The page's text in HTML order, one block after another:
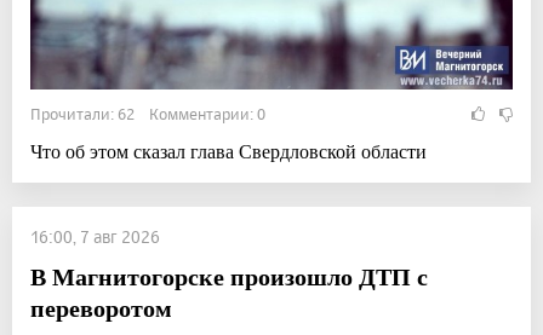
Прочитали: 62 Комментарии: 0
Что об этом сказал глава Свердловской области
16:00, 7 авг 2026
В Магнитогорске произошло ДТП с
переворотом